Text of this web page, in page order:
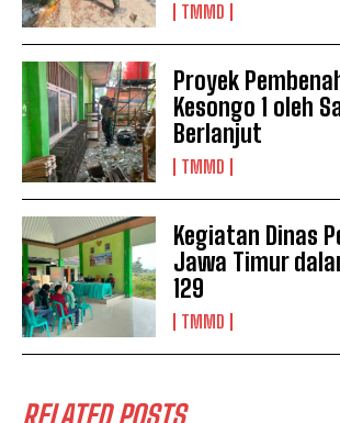
TMMD
Proyek
Kesongo 1 oleh
Berlanjut
TMMD
Kegiatan Dinas
Jawa Timur
129
TMMD
RELATED POSTS